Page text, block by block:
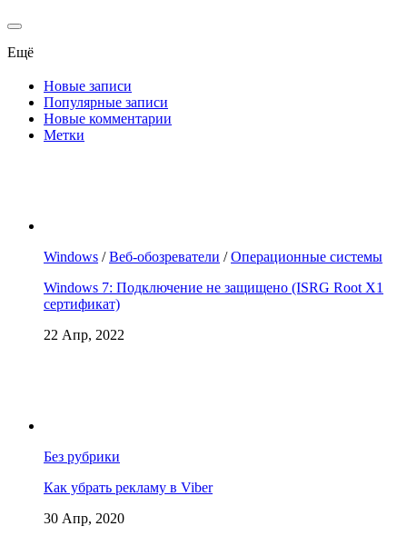
Ещё
Новые записи
Популярные записи
Новые комментарии
Метки
Windows /Веб-обозреватели /Операционные системы
Windows 7: Подключение не защищено (ISRG Root X1
сертификат)
22 Апр, 2022
Без рубрики
Как убрать рекламу в Viber
30 Апр, 2020